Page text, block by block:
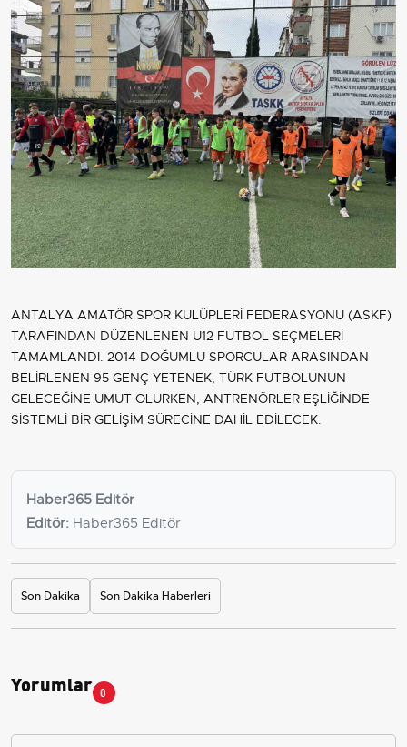
ANTALYA AMATÖR SPOR KULÜPLERİ FEDERASYONU (ASKF)
TARAFINDAN DÜZENLENEN U12 FUTBOL SEÇMELERİ
TAMAMLANDI. 2014 DOĞUMLU SPORCULAR ARASINDAN
BELİRLENEN 95 GENÇ YETENEK, TÜRK FUTBOLUNUN
GELECEĞİNE UMUT OLURKEN, ANTRENÖRLER EŞLİĞİNDE
SİSTEMLİ BİR GELİŞİM SÜRECİNE DAHİL EDİLECEK.
Haber365 Editör
Editör: Haber365 Editör
Son Dakika Son Dakika Haberleri
Yorumlar 0